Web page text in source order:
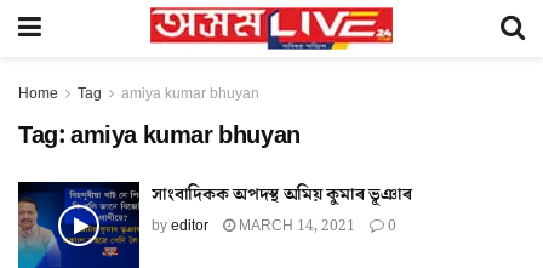
Home Tag amiya kumar bhuyan
Tag:amiya kumar bhuyan
সাংবাদিকক অপদস্থ অমিয় কুমাৰ ভূঞাৰ
byeditor MARCH 14, 2021 0